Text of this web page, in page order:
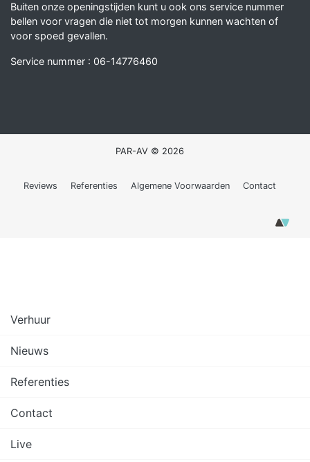
Buiten onze openingstijden kunt u ook ons service nummer
bellen voor vragen die niet tot morgen kunnen wachten of
voor spoed gevallen.
Service nummer : 06-14776460
PAR-AV © 2026
Reviews Referenties Algemene Voorwaarden Contact
Verhuur
Nieuws
Referenties
Contact
Live